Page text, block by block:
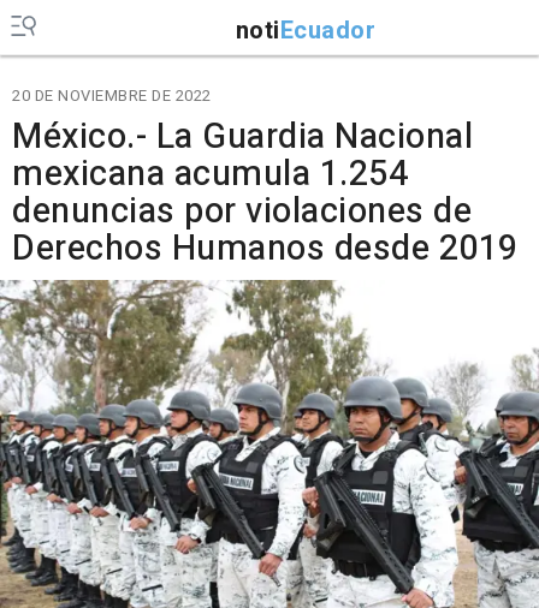
notiEcuador
20 DE NOVIEMBRE DE 2022
México.- La Guardia Nacional
mexicana acumula 1.254
denuncias por violaciones de
Derechos Humanos desde 2019